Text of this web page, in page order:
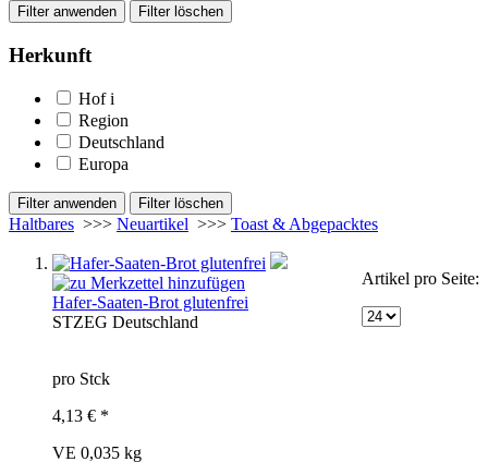
Herkunft
Hof i
Region
Deutschland
Europa
Haltbares >>> Neuartikel >>> Toast & Abgepacktes
Artikel pro Seite:
Hafer-Saaten-Brot glutenfrei
STZEG Deutschland
pro Stck
4,13 € *
VE 0,035 kg